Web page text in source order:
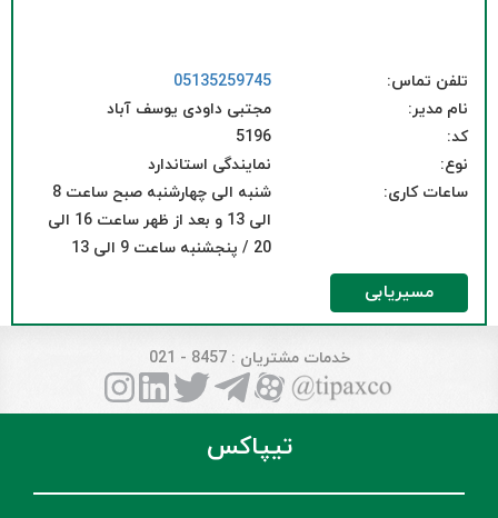
تلفن تماس:
05135259745
نام مدیر:
مجتبی داودی یوسف آباد
کد:
5196
نوع:
نمایندگی استاندارد
ساعات کاری:
شنبه الی چهارشنبه صبح ساعت 8
الی 13 و بعد از ظهر ساعت 16 الی
20 / پنجشنبه ساعت 9 الی 13
مسیریابی
خدمات مشتریان : 8457 - 021
تیپاکس